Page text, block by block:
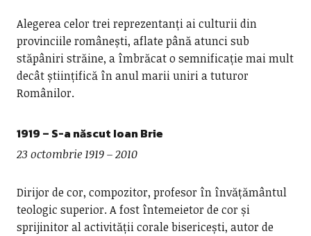
Alegerea celor trei reprezentanți ai culturii din
provinciile românești, aflate până atunci sub
stăpâniri străine, a îmbrăcat o semnificație mai mult
decât științifică în anul marii uniri a tuturor
Românilor.
1919 – S-a născut Ioan Brie
23 octombrie1919 – 2010
Dirijor de cor, compozitor, profesor în învățământul
teologic superior. A fost întemeietor de cor și
sprijinitor al activității corale bisericești, autor de